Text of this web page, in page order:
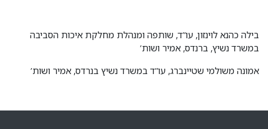
בילה כהנא לוינזון, עו”ד, שותפה ומנהלת מחלקת איכות הסביבה
במשרד נשיץ, ברנדס, אמיר ושות’
אמונה משולמי שטיינברג, עו”ד במשרד נשיץ בנרדס, אמיר ושות’